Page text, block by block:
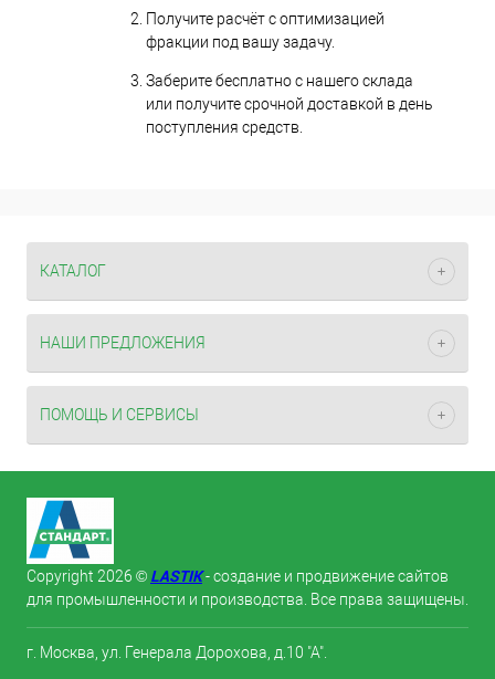
Получите расчёт с оптимизацией
фракции под вашу задачу.
Заберите бесплатно с нашего склада
или получите срочной доставкой в день
поступления средств.
КАТАЛОГ
НАШИ ПРЕДЛОЖЕНИЯ
ПОМОЩЬ И СЕРВИСЫ
Copyright 2026 © LASTIK- создание и продвижение сайтов
для промышленности и производства. Все права защищены.
г. Москва, ул. Генерала Дорохова, д.10 "А".